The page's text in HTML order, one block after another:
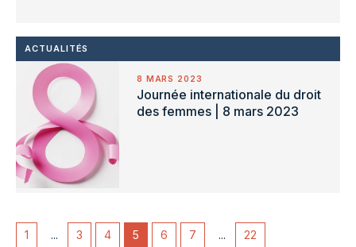
ACTUALITÉS
8 MARS 2023
Journée internationale du droit
des femmes | 8 mars 2023
1 ... 3 4 5 6 7 ... 22